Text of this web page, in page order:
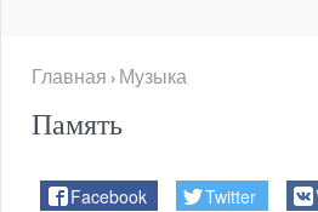
Главная › Музыка
Память
Facebook Twitter